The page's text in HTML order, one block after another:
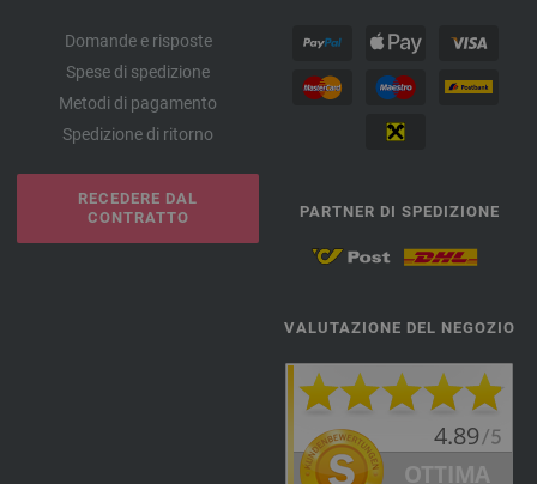
Domande e risposte
Spese di spedizione
Metodi di pagamento
Spedizione di ritorno
RECEDERE DAL
CONTRATTO
PARTNER DI SPEDIZIONE
VALUTAZIONE DEL NEGOZIO